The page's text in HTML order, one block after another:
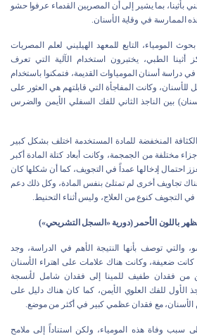
بأثينا، بما يشير إلى أن المصريين القدماء عرفوا حشو
الممارسة في وقاية الأسنان.
المومياء، التابع للمعهد الهيليني لعلم المصريات
أثينا الطبي، يختبرون استخدام الآلية التي تعرف
دراسة أسنان المومياوات القديمة، فتمكنوا باستخدام
وكانت المفاجأة التي قابلتهم هي العثور على
بين الناجذ الثاني للفك السفلي الأيمن والضرس
المنخفضة للمادة المستخدمة اختلف بشكل كبير
مختلفة من الجمجمة، وكانت أبعاد كتلة المادة أكبر
احتمال إدخالها عمداً في التجويف، كما أن شكلها كان
تجاويف أخرى لم تمتلئ بنفس المادة، وكل ذلك دعم
في التجويف كنوع من العلاج، وليس أثناء التحنيط.
تظهر باللون الأحمر (دورية «السجل التشريحي»)
والتي توصف بأنها النتيجة الأهم في الدراسة، وجد
كانت ضعيفة، وكانت هناك علامات على اهتراء الأسنان
من فقدان طفيف للمينا إلى فقدان شامل لأنسجة
الأول للفك العلوي الأيمن، كما كان هناك دليل على
الأسنان، مع فقدان عظمي كبير في أكثر من موضع.
سبب وفاة هذه المومياء، ولكن استناداً إلى ملامح